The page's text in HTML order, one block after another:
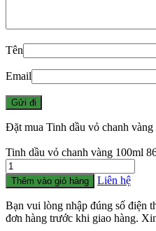
Tên
Email
Đặt mua Tinh dầu vỏ chanh vàng
Tinh dầu vỏ chanh vàng 100ml
Số
lượng
Thêm vào giỏ hàng Liên hệ
Bạn vui lòng nhập đúng số điện
đơn hàng trước khi giao hàng.